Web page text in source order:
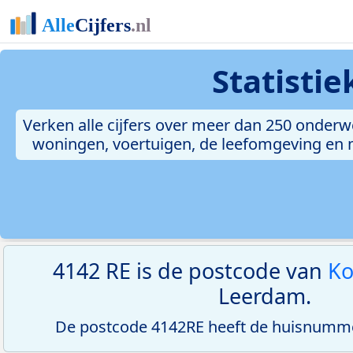
Verken alle cijfers over meer dan 250
woningen, voertuigen, de leefomgeving
4142 RE is de postcode van
Leerdam.
De postcode 4142RE heeft de